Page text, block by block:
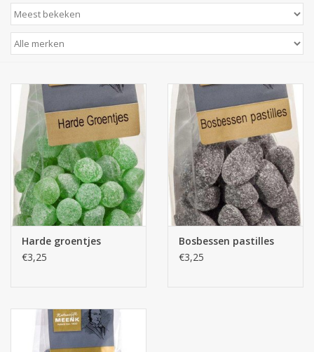
Harde groentjes
€3,25
Bosbessen pastilles
€3,25